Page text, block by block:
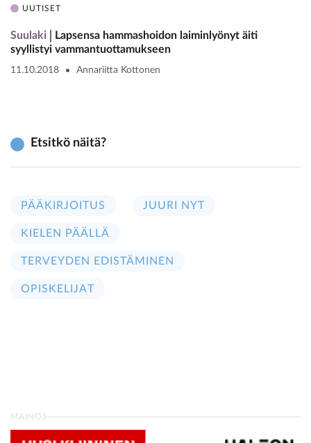
UUTISET
Suulaki
Lapsensa hammashoidon laiminlyönyt äiti
syyllistyi vammantuottamukseen
11.10.2018 Annariitta Kottonen
Etsitkö näitä?
PÄÄKIRJOITUS JUURI NYT
KIELEN PÄÄLLÄ
TERVEYDEN EDISTÄMINEN
OPISKELIJAT
MAINOS